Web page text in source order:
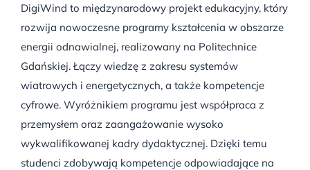
DigiWind to międzynarodowy projekt edukacyjny, który
rozwija nowoczesne programy kształcenia w obszarze
energii odnawialnej, realizowany na Politechnice
Gdańskiej. Łączy wiedzę z zakresu systemów
wiatrowych i energetycznych, a także kompetencje
cyfrowe. Wyróżnikiem programu jest współpraca z
przemysłem oraz zaangażowanie wysoko
wykwalifikowanej kadry dydaktycznej. Dzięki temu
studenci zdobywają kompetencje odpowiadające na